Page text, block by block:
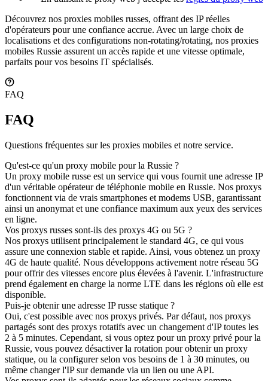
Découvrez nos proxies mobiles russes, offrant des IP réelles
d'opérateurs pour une confiance accrue. Avec un large choix de
localisations et des configurations non-rotating/rotating, nos proxies
mobiles Russie assurent un accès rapide et une vitesse optimale,
parfaits pour vos besoins IT spécialisés.
FAQ
FAQ
Questions fréquentes sur les proxies mobiles et notre service.
Qu'est-ce qu'un proxy mobile pour la Russie ?
Un proxy mobile russe est un service qui vous fournit une adresse IP
d'un véritable opérateur de téléphonie mobile en Russie. Nos proxys
fonctionnent via de vrais smartphones et modems USB, garantissant
ainsi un anonymat et une confiance maximum aux yeux des services
en ligne.
Vos proxys russes sont-ils des proxys 4G ou 5G ?
Nos proxys utilisent principalement le standard 4G, ce qui vous
assure une connexion stable et rapide. Ainsi, vous obtenez un proxy
4G de haute qualité. Nous développons activement notre réseau 5G
pour offrir des vitesses encore plus élevées à l'avenir. L'infrastructure
prend également en charge la norme LTE dans les régions où elle est
disponible.
Puis-je obtenir une adresse IP russe statique ?
Oui, c'est possible avec nos proxys privés. Par défaut, nos proxys
partagés sont des proxys rotatifs avec un changement d'IP toutes les
2 à 5 minutes. Cependant, si vous optez pour un proxy privé pour la
Russie, vous pouvez désactiver la rotation pour obtenir un proxy
statique, ou la configurer selon vos besoins de 1 à 30 minutes, ou
même changer l'IP sur demande via un lien ou une API.